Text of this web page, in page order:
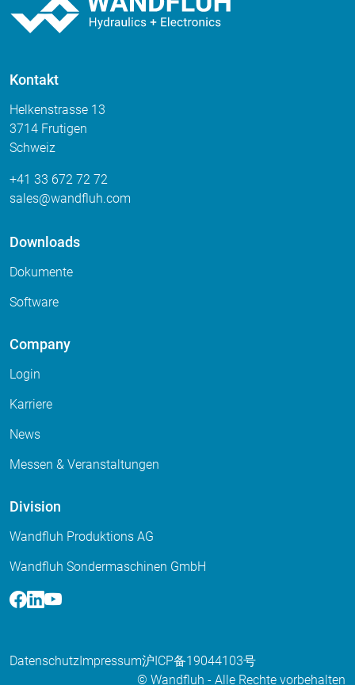
Kontakt
Helkenstrasse 13
3714 Frutigen
Schweiz
+41 33 672 72 72
sales
wandfluh com
Downloads
Dokumente
Software
Company
Login
Karriere
News
Messen & Veranstaltungen
Division
Wandfluh Produktions AG
Wandfluh Sondermaschinen GmbH
Facebook
Linkedin
Youtube
DatenschutzImpressum沪ICP备19044103号
© Wandfluh - Alle Rechte vorbehalten